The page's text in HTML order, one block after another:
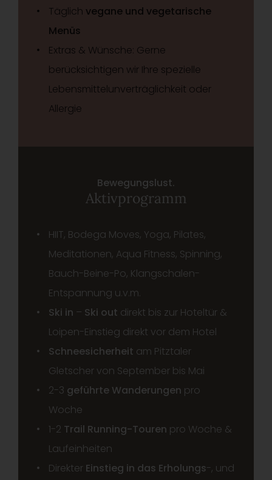
Täglich vegane und vegetarische
Menüs
Extras & Wünsche: Gerne
berücksichtigen wir Ihre spezielle
Lebensmittelunverträglichkeit oder
Allergie
Bewegungslust.
Aktivprogramm
HIIT, Bodega Moves, Yoga, Pilates,
Meditationen, Aqua Fitness, Spinning,
Bauch-Beine-Po, Klangschalen-
Entspannung u.v.m.
Ski in – Ski out direkt bis zur Hoteltür &
Loipen-Einstieg direkt vor dem Hotel
Schneesicherheit am Pitztaler
Gletscher von September bis Mai
2-3 geführte Wanderungen pro
Woche
1-2 Trail Running-Touren pro Woche &
Laufeinheiten
Direkter Einstieg in das Erholungs-, und